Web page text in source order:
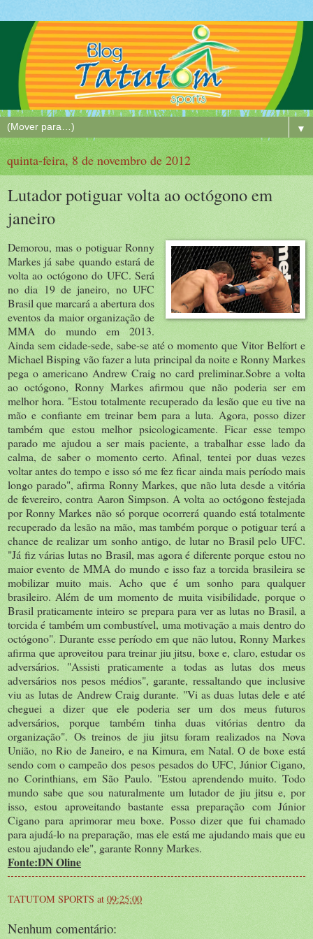
▼
quinta-feira, 8 de novembro de 2012
Lutador potiguar volta ao octógono em
janeiro
Demorou, mas o potiguar Ronny
Markes já sabe quando estará de
volta ao octógono do UFC. Será
no dia 19 de janeiro, no UFC
Brasil que marcará a abertura dos
eventos da maior organização de
MMA do mundo em 2013.
Ainda sem cidade-sede, sabe-se até o momento que Vitor Belfort e
Michael Bisping vão fazer a luta principal da noite e Ronny Markes
pega o americano Andrew Craig no card preliminar.Sobre a volta
ao octógono, Ronny Markes afirmou que não poderia ser em
melhor hora. "Estou totalmente recuperado da lesão que eu tive na
mão e confiante em treinar bem para a luta. Agora, posso dizer
também que estou melhor psicologicamente. Ficar esse tempo
parado me ajudou a ser mais paciente, a trabalhar esse lado da
calma, de saber o momento certo. Afinal, tentei por duas vezes
voltar antes do tempo e isso só me fez ficar ainda mais período mais
longo parado", afirma Ronny Markes, que não luta desde a vitória
de fevereiro, contra Aaron Simpson. A volta ao octógono festejada
por Ronny Markes não só porque ocorrerá quando está totalmente
recuperado da lesão na mão, mas também porque o potiguar terá a
chance de realizar um sonho antigo, de lutar no Brasil pelo UFC.
"Já fiz várias lutas no Brasil, mas agora é diferente porque estou no
maior evento de MMA do mundo e isso faz a torcida brasileira se
mobilizar muito mais. Acho que é um sonho para qualquer
brasileiro. Além de um momento de muita visibilidade, porque o
Brasil praticamente inteiro se prepara para ver as lutas no Brasil, a
torcida é também um combustível, uma motivação a mais dentro do
octógono". Durante esse período em que não lutou, Ronny Markes
afirma que aproveitou para treinar jiu jitsu, boxe e, claro, estudar os
adversários. "Assisti praticamente a todas as lutas dos meus
adversários nos pesos médios", garante, ressaltando que inclusive
viu as lutas de Andrew Craig durante. "Vi as duas lutas dele e até
cheguei a dizer que ele poderia ser um dos meus futuros
adversários, porque também tinha duas vitórias dentro da
organização". Os treinos de jiu jitsu foram realizados na Nova
União, no Rio de Janeiro, e na Kimura, em Natal. O de boxe está
sendo com o campeão dos pesos pesados do UFC, Júnior Cigano,
no Corinthians, em São Paulo. "Estou aprendendo muito. Todo
mundo sabe que sou naturalmente um lutador de jiu jitsu e, por
isso, estou aproveitando bastante essa preparação com Júnior
Cigano para aprimorar meu boxe. Posso dizer que fui chamado
para ajudá-lo na preparação, mas ele está me ajudando mais que eu
estou ajudando ele", garante Ronny Markes.
Fonte:DN Oline
TATUTOM SPORTS at 09:25:00
Nenhum comentário: